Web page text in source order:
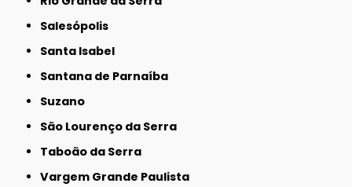
Salesópolis
Santa Isabel
Santana de Parnaíba
Suzano
São Lourenço da Serra
Taboão da Serra
Vargem Grande Paulista